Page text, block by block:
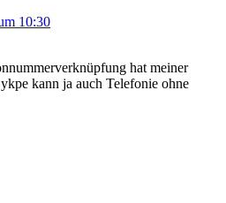
10:30
hat meiner
kann ja auch Telefonie ohne